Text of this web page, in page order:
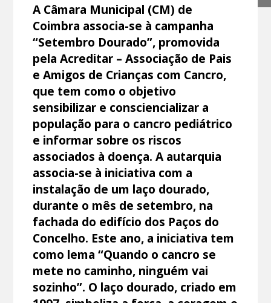
A Câmara Municipal (CM) de
Coimbra associa-se à campanha
“Setembro Dourado”, promovida
pela Acreditar – Associação de Pais
e Amigos de Crianças com Cancro,
que tem como o objetivo
sensibilizar e consciencializar a
população para o cancro pediátrico
e informar sobre os riscos
associados à doença. A autarquia
associa-se à iniciativa com a
instalação de um laço dourado,
durante o mês de setembro, na
fachada do edifício dos Paços do
Concelho. Este ano, a iniciativa tem
como lema “Quando o cancro se
mete no caminho, ninguém vai
sozinho”. O laço dourado, criado em